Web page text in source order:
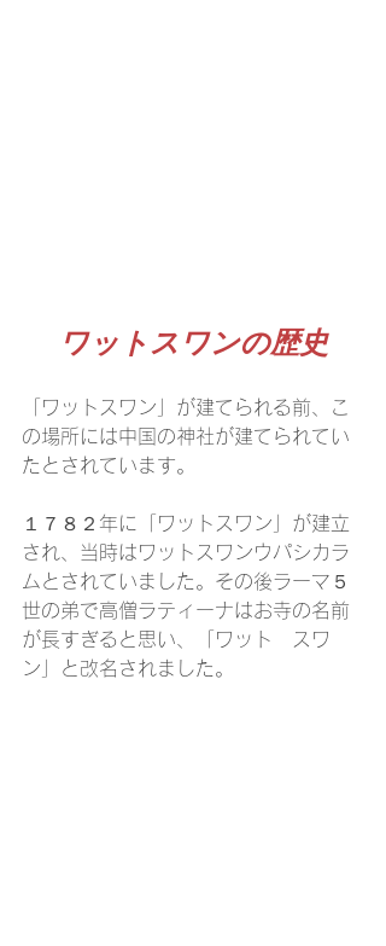
ワットスワンの歴史
「ワットスワン」が建てられる前、こ
の場所には中国の神社が建てられてい
たとされています。
１７８２年に「ワットスワン」が建立
され、当時はワットスワンウパシカラ
ムとされていました。その後ラーマ５
世の弟で高僧ラティーナはお寺の名前
が長すぎると思い、「ワット　スワ
ン」と改名されました。